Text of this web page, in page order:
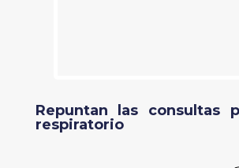
Repuntan las consultas
respiratorio